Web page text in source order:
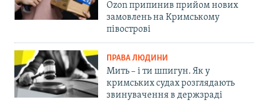
Ozon припинив прийом нових
замовлень на Кримському
півострові
ПРАВА ЛЮДИНИ
Мить – і ти шпигун. Як у
кримських судах розглядають
звинувачення в держзраді